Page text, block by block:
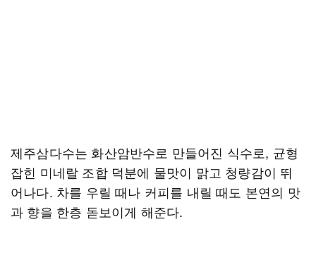
제주삼다수는 화산암반수로 만들어진 식수로, 균형
잡힌 미네랄 조합 덕분에 물맛이 맑고 청량감이 뛰
어나다. 차를 우릴 때나 커피를 내릴 때도 본연의 맛
과 향을 한층 돋보이게 해준다.